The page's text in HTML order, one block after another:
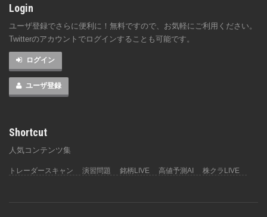
Login
ユーザ登録でさらに便利に！無料ですので、お気軽にご利用ください。
Twitterのアカウントでログインすることも可能です。
ログイン
ユーザ登録
Shortcut
人気コンテンツ集
トレーダースキャン 演習問題 銘柄LIVE 高値予測AI 株クラLIVE